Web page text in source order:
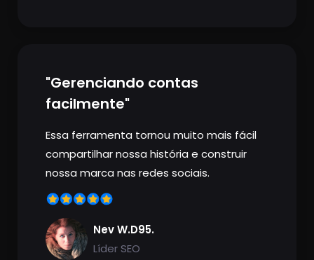
"Gerenciando contas
facilmente"
Essa ferramenta tornou muito mais fácil
compartilhar nossa história e construir
nossa marca nas redes sociais.
Nev W.D95.
Líder SEO